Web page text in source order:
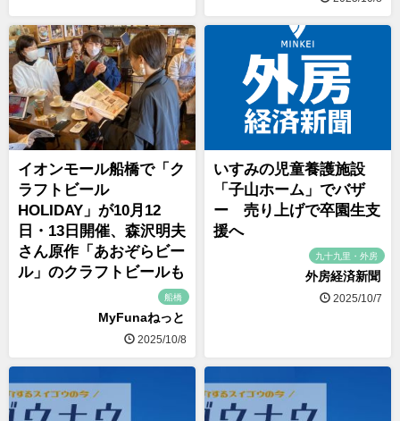
イオンモール船橋で「ク
ラフトビール
HOLIDAY」が10月12
日・13日開催、森沢明夫
さん原作「あおぞらビー
ル」のクラフトビールも
船橋
MyFunaねっと
2025/10/8
いすみの児童養護施設
「子山ホーム」でバザ
ー 売り上げで卒園生支
援へ
九十九里・外房
外房経済新聞
2025/10/7